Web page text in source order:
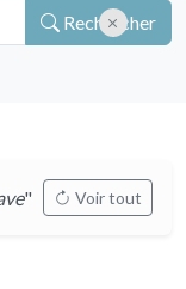
Rechercher
" Voir tout